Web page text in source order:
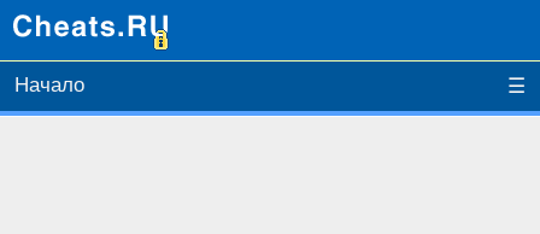
Начало ☰